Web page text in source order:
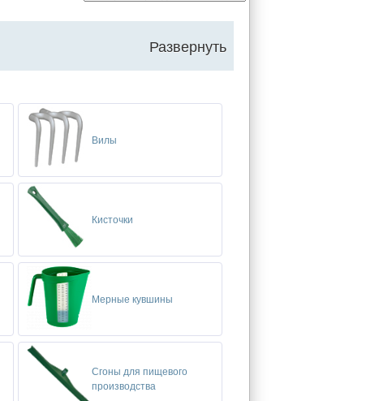
Развернуть
Вилы
Кисточки
Мерные кувшины
Сгоны для пищевого
производства